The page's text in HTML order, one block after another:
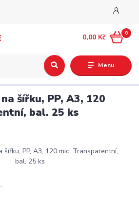
Menu
0
0,00 Kč
šířku, PP, A3, 120
bal. 25 ks